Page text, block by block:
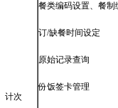
计次
餐类编码设置、餐制
订/缺餐时间设定
原始记录查询
份饭签卡管理